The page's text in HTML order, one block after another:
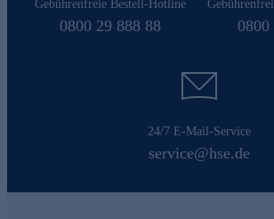
Gebührenfreie Bestell-Hotline
0800 29 888 88 0800
24/7 E-Mail-Service
service@hse.de